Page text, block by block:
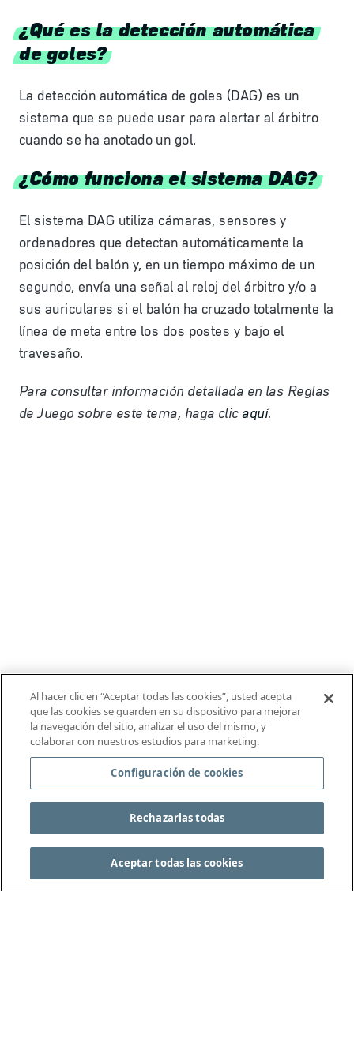
¿Qué es la detección automática
de goles?
La detección automática de goles (DAG) es un
sistema que se puede usar para alertar al árbitro
cuando se ha anotado un gol.
¿Cómo funciona el sistema DAG?
El sistema DAG utiliza cámaras, sensores y
ordenadores que detectan automáticamente la
posición del balón y, en un tiempo máximo de un
segundo, envía una señal al reloj del árbitro y/o a
sus auriculares si el balón ha cruzado totalmente la
línea de meta entre los dos postes y bajo el
travesaño.
Para consultar información detallada en las Reglas
de Juego sobre este tema, haga clicaquí.
Al hacer clic en “Aceptar todas las cookies”, usted acepta
que las cookies se guarden en su dispositivo para mejorar
la navegación del sitio, analizar el uso del mismo, y
colaborar con nuestros estudios para marketing.
Configuración de cookies
Rechazarlas todas
Aceptar todas las cookies